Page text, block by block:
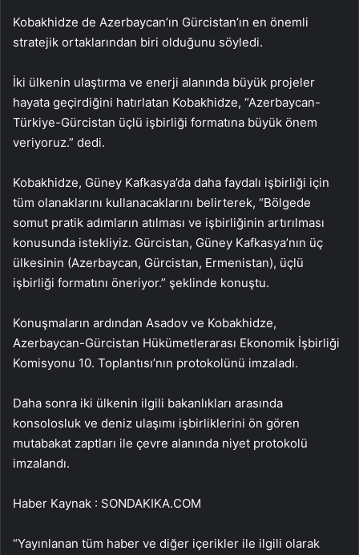
Kobakhidze de Azerbaycan’ın Gürcistan’ın en önemli
stratejik ortaklarından biri olduğunu söyledi.
İki ülkenin ulaştırma ve enerji alanında büyük projeler
hayata geçirdiğini hatırlatan Kobakhidze, “Azerbaycan-
Türkiye-Gürcistan üçlü işbirliği formatına büyük önem
veriyoruz.” dedi.
Kobakhidze, Güney Kafkasya’da daha faydalı işbirliği için
tüm olanaklarını kullanacaklarını belirterek, “Bölgede
somut pratik adımların atılması ve işbirliğinin artırılması
konusunda istekliyiz. Gürcistan, Güney Kafkasya’nın üç
ülkesinin (Azerbaycan, Gürcistan, Ermenistan), üçlü
işbirliği formatını öneriyor.” şeklinde konuştu.
Konuşmaların ardından Asadov ve Kobakhidze,
Azerbaycan-Gürcistan Hükümetlerarası Ekonomik İşbirliği
Komisyonu 10. Toplantısı’nın protokolünü imzaladı.
Daha sonra iki ülkenin ilgili bakanlıkları arasında
konsolosluk ve deniz ulaşımı işbirliklerini ön gören
mutabakat zaptları ile çevre alanında niyet protokolü
imzalandı.
Haber Kaynak : SONDAKIKA.COM
“Yayınlanan tüm haber ve diğer içerikler ile ilgili olarak